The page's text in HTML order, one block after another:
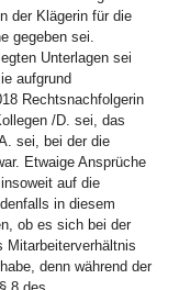
der Klägerin für die
gegeben sei.
Unterlagen sei
aufgrund
Rechtsnachfolgerin
/D. sei, das
sei, bei der die
Etwaige Ansprüche
auf die
in diesem
ob es sich bei der
Mitarbeiterverhältnis
denn während der